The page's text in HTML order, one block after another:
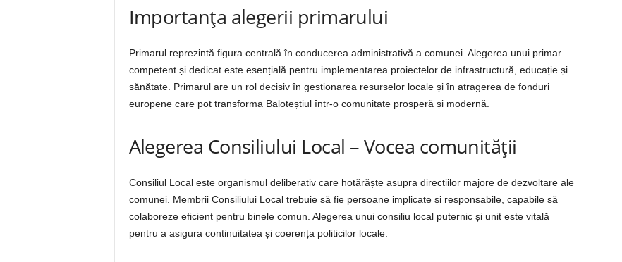
Importanța alegerii primarului
Primarul reprezintă figura centrală în conducerea administrativă a comunei. Alegerea unui primar
competent și dedicat este esențială pentru implementarea proiectelor de infrastructură, educație și
sănătate. Primarul are un rol decisiv în gestionarea resurselor locale și în atragerea de fonduri
europene care pot transforma Baloteștiul într-o comunitate prosperă și modernă.
Alegerea Consiliului Local – Vocea comunității
Consiliul Local este organismul deliberativ care hotărăște asupra direcțiilor majore de dezvoltare ale
comunei. Membrii Consiliului Local trebuie să fie persoane implicate și responsabile, capabile să
colaboreze eficient pentru binele comun. Alegerea unui consiliu local puternic și unit este vitală
pentru a asigura continuitatea și coerența politicilor locale.